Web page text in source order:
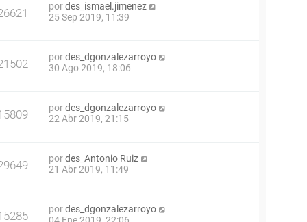
pordes_ismael.jimenez
25 Sep 2019, 11:39
pordes_dgonzalezarroyo
30 Ago 2019, 18:06
pordes_dgonzalezarroyo
22 Abr 2019, 21:15
pordes_Antonio Ruiz
21 Abr 2019, 11:49
pordes_dgonzalezarroyo